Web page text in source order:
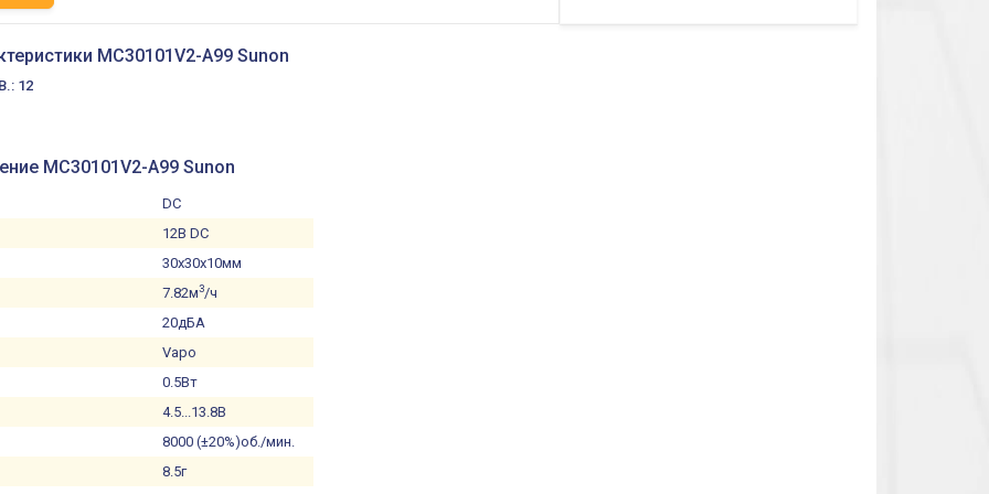
функций/режимов
MC30101V2-A99 Sunon
12
MC30101V2-A99 Sunon
DC
12В DC
30x30x10мм
7.82м3/ч
20дБА
Vapo
0.5Вт
4.5...13.8В
8000 (±20%)об./мин.
8.5г